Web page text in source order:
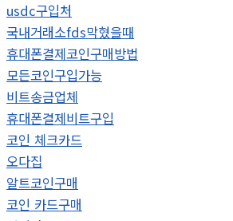
usdc구입처
국내거래소fds막혔을때
휴대폰결제코인구매방법
모든코인구입가능
비트송금업체
휴대폰결제비트구입
코인 체크카드
오다집
알트코인구매
코인 카드구매